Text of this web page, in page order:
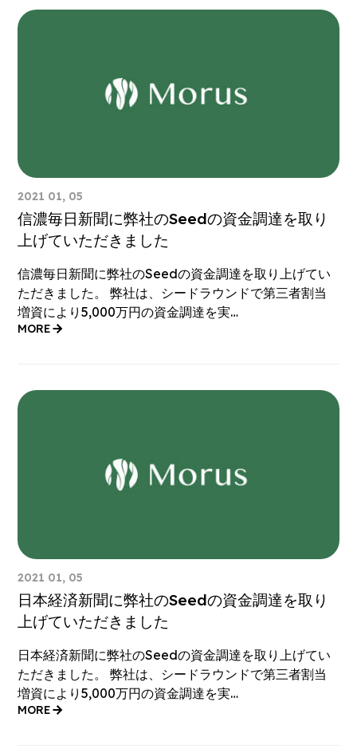
2021 01, 05
信濃毎日新聞に弊社のSeedの資金調達を取り
上げていただきました
信濃毎日新聞に弊社のSeedの資金調達を取り上げてい
ただきました。 弊社は、シードラウンドで第三者割当
増資により5,000万円の資金調達を実…
MORE
2021 01, 05
日本経済新聞に弊社のSeedの資金調達を取り
上げていただきました
日本経済新聞に弊社のSeedの資金調達を取り上げてい
ただきました。 弊社は、シードラウンドで第三者割当
増資により5,000万円の資金調達を実…
MORE